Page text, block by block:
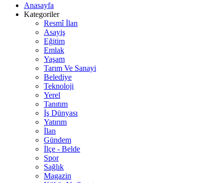
Anasayfa
Kategoriler
Resmî İlan
Asayiş
Eğitim
Emlak
Yaşam
Tarım Ve Sanayi
Belediye
Teknoloji
Yerel
Tanıtım
İş Dünyası
Yatırım
İlan
Gündem
İlçe - Belde
Spor
Sağlık
Magazin